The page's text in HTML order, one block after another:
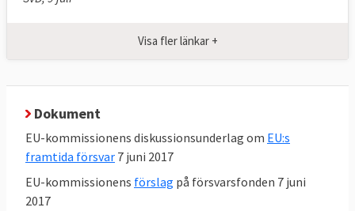
försvarspolitik. GSFP, slår fast EU:s politiska
insatser utanför unionen. Ramarna sätts av
GSFP fattas med enhällighet av
medlemsländerna, det vill säga att varje
land har vetorätt. De förslag som
medlemsländerna har att ta ställning till
kommer vanligtvis från EU:s utrikeschef, för
Visa fler länkar +
Dokument
EU-kommissionens diskussionsunderlag om EU:s
framtida försvar 7 juni 2017
EU-kommissionens förslag på försvarsfonden 7 juni
2017